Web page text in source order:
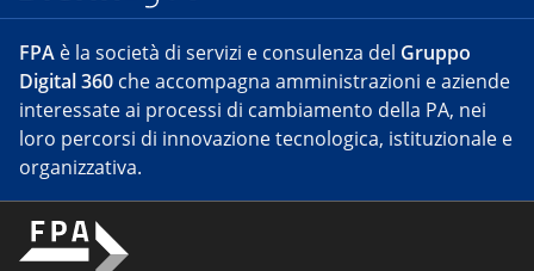
FPA è la società di servizi e consulenza del Gruppo
Digital 360 che accompagna amministrazioni e aziende
interessate ai processi di cambiamento della PA, nei
loro percorsi di innovazione tecnologica, istituzionale e
organizzativa.